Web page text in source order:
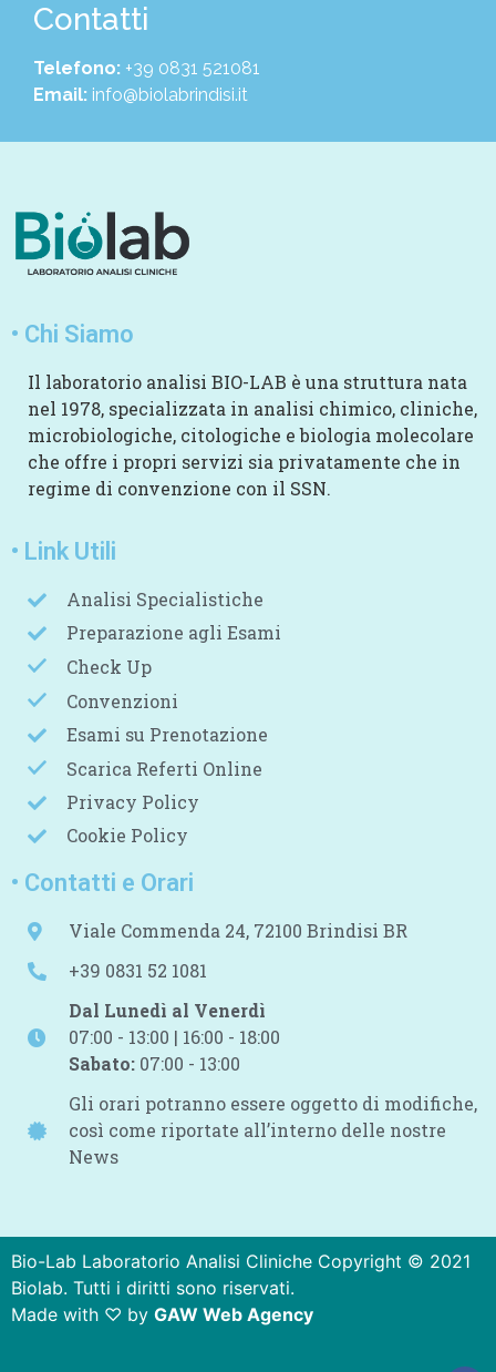
Contatti
Telefono: +39 0831 521081
Email: info@biolabrindisi.it
• Chi Siamo
Il laboratorio analisi BIO-LAB è una struttura nata
nel 1978, specializzata in analisi chimico, cliniche,
microbiologiche, citologiche e biologia molecolare
che offre i propri servizi sia privatamente che in
regime di convenzione con il SSN.
• Link Utili
Analisi Specialistiche
Preparazione agli Esami
Check Up
Convenzioni
Esami su Prenotazione
Scarica Referti Online
Privacy Policy
Cookie Policy
• Contatti e Orari
Viale Commenda 24, 72100 Brindisi BR
+39 0831 52 1081
Dal Lunedì al Venerdì
07:00 - 13:00 | 16:00 - 18:00
Sabato: 07:00 - 13:00
Gli orari potranno essere oggetto di modifiche,
così come riportate all’interno delle nostre
News
Bio-Lab Laboratorio Analisi Cliniche Copyright © 2021
Biolab. Tutti i diritti sono riservati.
Made with ♡ by GAW Web Agency